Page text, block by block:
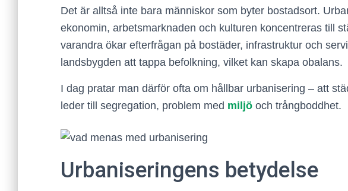
Det är alltså inte bara människor som byter bostadsort.
ekonomin, arbetsmarknaden och kulturen koncentreras till
varandra ökar efterfrågan på bostäder, infrastruktur och
landsbygden att tappa befolkning, vilket kan skapa obalans.
I dag pratar man därför ofta om hållbar urbanisering – att
leder till segregation, problem med miljö och trångboddhet.
Urbaniseringens betydelse